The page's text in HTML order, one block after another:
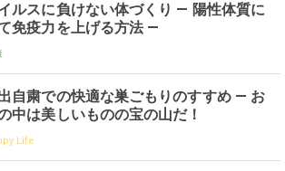
ルスに負けない体づくり — 陽性体質に
免疫力を上げる方法 —
自粛での快適な巣ごもりのすすめ — お
中は美しいものの宝の山だ！
Life